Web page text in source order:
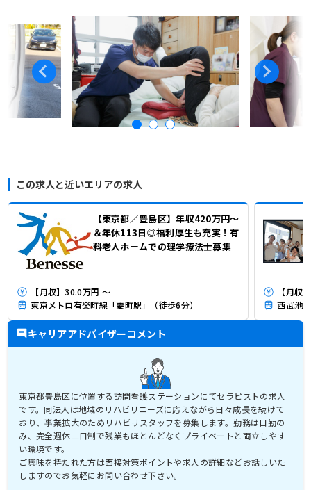
この求人と近いエリアの求人
【東京都／豊島区】年収420万円～
＆年休113日◎福利厚生も充実！有
料老人ホームでの理学療法士募集
【月収】30.0万円 ～
東京メトロ有楽町線「要町駅」（徒歩6分）
【月収
西武池
キャリアアドバイザーコメント
東京都豊島区に位置する訪問看護ステーションにてセラピストの求人
です。同法人は地域のリハビリニーズに応えながら日々成長を続けて
おり、事業拡大のためリハビリスタッフを募集します。勤務は日勤の
み、完全週休二日制で残業もほとんどなくプライベートと両立しやす
い環境です。
ご興味を持たれた方は面接対策ポイントや求人の詳細などお話しいた
しますのでお気軽にお問い合わせ下さい。